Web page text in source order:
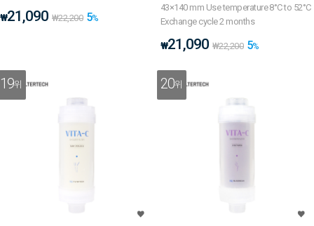
₩21,090 ₩22,200 5%
43×140 mm Use temperature 8°C to 52°C
Exchange cycle 2 months
₩21,090 ₩22,200 5%
19위 20위